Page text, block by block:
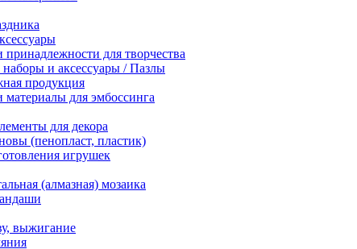
для творчества
и аксессуары / Пазлы
продукция
для эмбоссинга
для декора
(пенопласт, пластик)
игрушек
(алмазная) мозаика
выжигание